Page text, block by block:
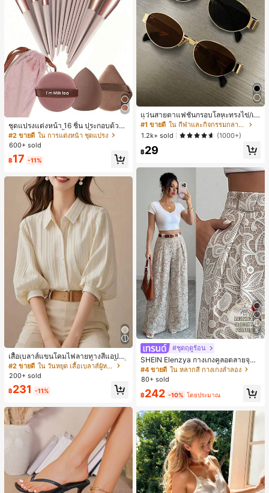
ชุดแปรงแต่งหน้า 16 ชิ้น ประกอบด้วยแ
ปรงแต่งหน้า 13 ชิ้น, ฟองน้ำแต่งหน้ารู
ปหยดน้ำ 1 ชิ้น, แปรงแป้งรองพื้นกลม 1
ชิ้น และฟองน้ำแต่งหน้ารูปสามเหลี่ยม
1 ชิ้น - ชุดคลาสสิก ทำจากขนสังเคราะ
ห์นุ่มและเป็นมิตรต่อผิว เหมาะสำหรับผู้
หญิงและเด็กผู้หญิง เหมาะสำหรับฤดูใบ
ไม้ร่วงและฤดูหนาว
#2 ขายดี ใน การแต่งหน้า ชุดแปรง
600+ sold
฿17 -11%
เสื้อเบลาส์แขนโคมไฟลายทางสีแอปริค
อตที่หรูหราสำหรับผู้หญิง, เสื้อแขนสั้นที่
ใช้ได้หลากหลายสำหรับการเดินทาง, ตั
ดแบบสุ่มสำหรับฤดูร้อน
#2 ขายดี
ใน วันหยุด เสื้อเบลาส์ผู้หญิง
200+ sold
฿231 -11%
แว่นสายตาแฟชั่นกรอบโลหะทรงไข่/เห
ลี่ยมสำหรับผู้หญิง (กรอบครึ่ง), เหมาะ
สำหรับใส่ในชีวิตประจำวันและกิจกรรม
กลางแจ้ง
#1 ขายดี
ใน กีฬาและกิจกรรมกลางแจ้ง
1.2k+ sold
(1000+)
฿29
5
#ชุดฤดูร้อน
SHEIN Elenzya กางเกงคูลอตลายจุดเ
อวสูงแบบใหม่สำหรับฤดูใบไม้ผลิ/ฤดูร้อ
น, สไตล์หรูหราเหมาะสำหรับใส่ในชีวิต
ประจำวันและทำงาน, ให้ความรู้สึกวินเ
ทจสำหรับฤดูรับปริญญา, เทศกาลดนตร
ี, การแข่งม้าดาร์บี้, วันประกาศอิสรภาพ
#4 ขายดี ใน หลากสี กางเกงลำลอง
80+ sold
฿242 -10% โดยประมาณ